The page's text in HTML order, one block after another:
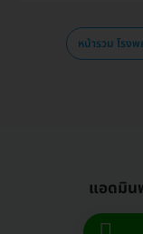
หน้ารวม โรง
แอดมิน